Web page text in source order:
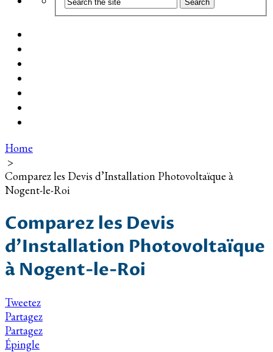
Home
>
Comparez les Devis d’Installation Photovoltaïque à
Nogent-le-Roi
Comparez les Devis
d’Installation Photovoltaïque
à Nogent-le-Roi
Tweetez
Partagez
Partagez
Épingle